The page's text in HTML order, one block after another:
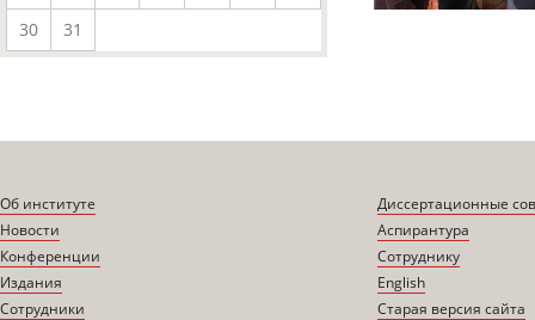
30
31
Об институте
Новости
Конференции
Издания
Сотрудники
Диссертационные
Аспирантура
Сотруднику
English
Старая версия сайта